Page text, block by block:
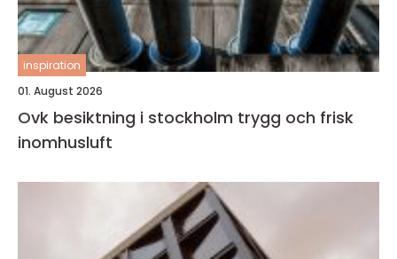
inspiration
01. August 2026
Ovk besiktning i stockholm trygg och frisk
inomhusluft